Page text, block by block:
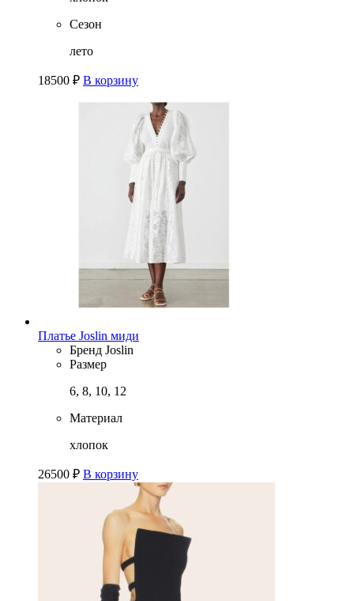
Сезон
лето
18500 ₽ В корзину
Платье Joslin миди
Бренд Joslin
Размер
6, 8, 10, 12
Материал
хлопок
26500 ₽ В корзину